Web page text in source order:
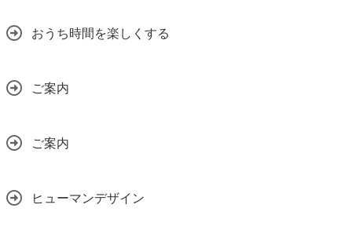
おうち時間を楽しくする
ご案内
ご案内
ヒューマンデザイン